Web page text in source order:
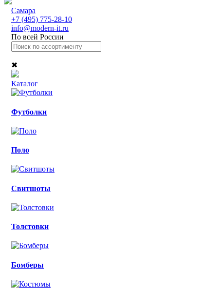
Самара
+7 (495) 775-28-10
info@modern-it.ru
По всей России
✖
Каталог
Футболки
Поло
Свитшоты
Толстовки
Бомберы